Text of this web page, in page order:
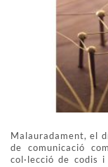
Malauradament, el
de comunicació
col·lecció de codis